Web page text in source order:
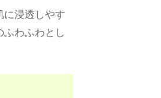
浸透しやす
わふわとし